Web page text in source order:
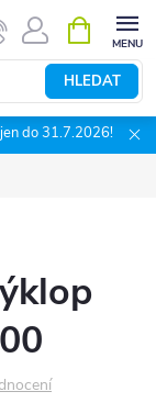
HLEDAT
NÁKUPNÍ
KOŠÍK
do 31.7.2026!